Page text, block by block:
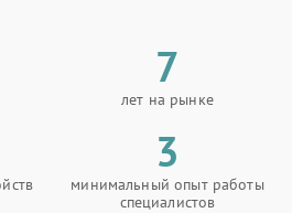
7
лет на рынке
3
минимальный опыт работы
специалистов